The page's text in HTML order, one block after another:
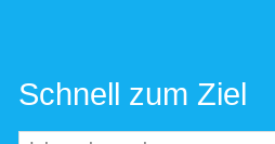
Schnell zum Ziel